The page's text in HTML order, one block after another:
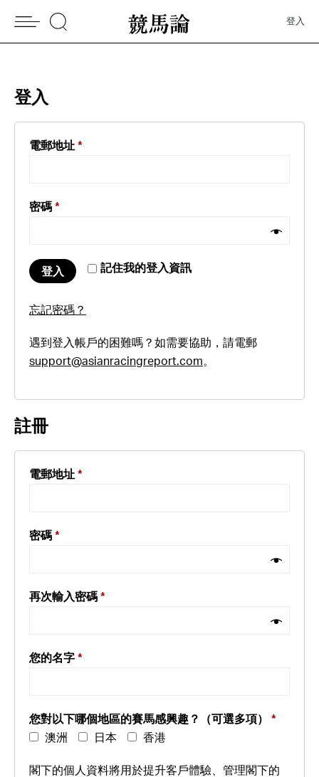
登入
登入
電郵地址 *
密碼 *
記住我的登入資訊
登入
忘記密碼？
遇到登入帳戶的困難嗎？如需要協助，請電郵
support@asianracingreport.com。
註冊
您的名字 *
您對以下哪個地區的賽馬感興趣？（可選多項） *
澳洲
日本 香港
電郵地址 *
密碼 *
閣下的個人資料將用於提升客戶體驗、管理閣下的
再次輸入密碼 *